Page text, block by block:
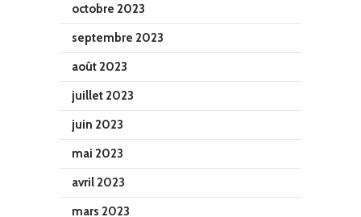
octobre 2023
septembre 2023
août 2023
juillet 2023
juin 2023
mai 2023
avril 2023
mars 2023